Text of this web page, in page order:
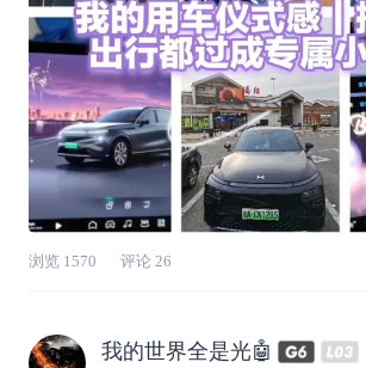
浏览 1570 评论 26
我的世界全是光🤖